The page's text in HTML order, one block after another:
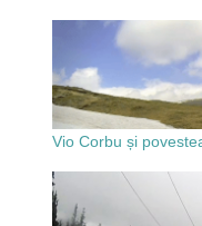
Vio Corbu și